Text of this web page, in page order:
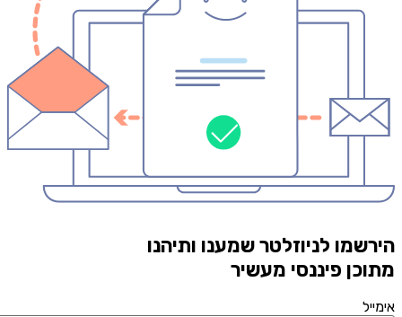
הירשמו לניוזלטר שמענו ותיהנו
מתוכן פיננסי מעשיר
אימייל